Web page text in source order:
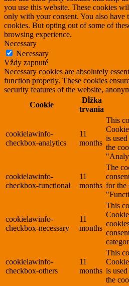
you use this website. These cookies
only with your consent. You also have
cookies. But opting out of some of
browsing experience.
Necessary
Necessary
Vždy zapnuté
Necessary cookies are absolutely
function properly. These cookies
security features of the website,
Cookie
Dĺžka
trvania
cookielawinfo-
checkbox-analytics
11
months
This
is
the
cookielawinfo-
checkbox-functional
11
months
The
for the
cookielawinfo-
checkbox-necessary
11
months
This
cookielawinfo-
checkbox-others
11
months
This
is
the